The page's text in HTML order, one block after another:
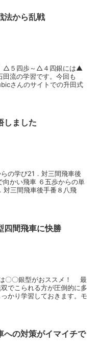
法から乱戦
△５四歩～△４四銀には▲
流の学習です。今回も
さんのサイトでの升田式
しました
の学び21．対三間飛車後
かい飛車 ６五歩からの単
三間飛車後手番８八飛
四間飛車に快勝
〇〇銀型がおススメ！ 最
でこられる方が圧倒的に多
かり学習しておきます。モ
への対策がイマイチで